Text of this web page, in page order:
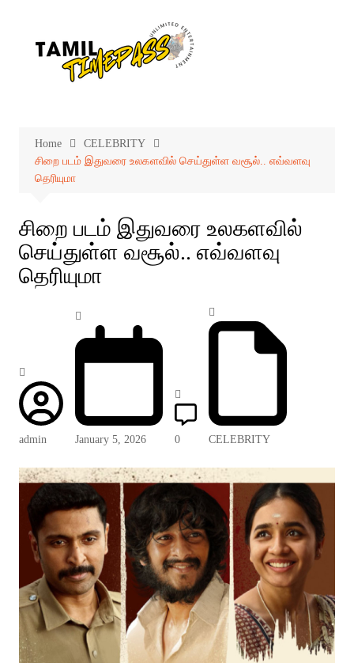
Home
CELEBRITY
சிறை படம் இதுவரை உலகளவில் செய்துள்ள வசூல்.. எவ்வளவு
தெரியுமா
சிறை படம் இதுவரை உலகளவில்
செய்துள்ள வசூல்.. எவ்வளவு
தெரியுமா
admin January 5, 2026 0 CELEBRITY